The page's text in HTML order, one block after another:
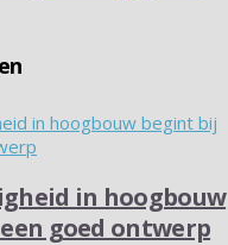
in hoogbouw
goed ontwerp